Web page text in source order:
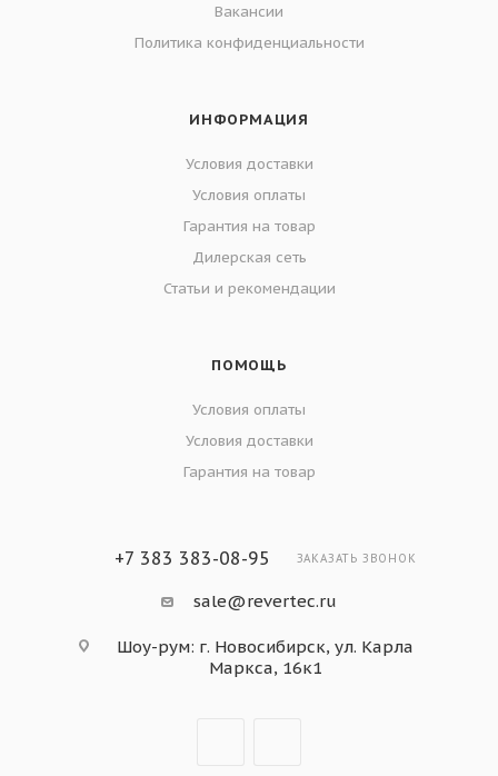
Вакансии
Политика конфиденциальности
ИНФОРМАЦИЯ
Условия доставки
Условия оплаты
Гарантия на товар
Дилерская сеть
Статьи и рекомендации
ПОМОЩЬ
Условия оплаты
Условия доставки
Гарантия на товар
+7 383 383-08-95 ЗАКАЗАТЬ ЗВОНОК
sale@revertec.ru
Шоу-рум: г. Новосибирск, ул. Карла
Маркса, 16к1